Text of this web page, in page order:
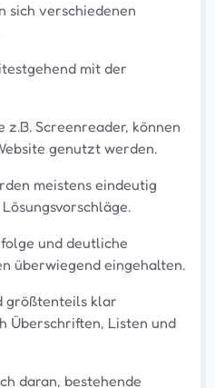
sich verschiedenen
mit der
Screenreader, können
genutzt werden.
meistens eindeutig
und deutliche
überwiegend eingehalten.
größtenteils klar
Überschriften, Listen und
daran, bestehende